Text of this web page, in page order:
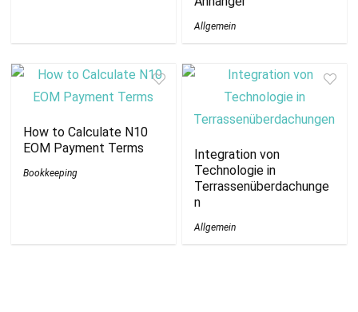
Allgemein
How to Calculate N10
EOM Payment Terms
Bookkeeping
Integration von
Technologie in
Terrassenüberdachunge
n
Allgemein